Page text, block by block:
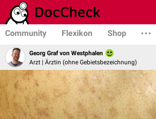
Community Flexikon Shop
Georg Graf von Westphalen
Arzt | Ärztin (ohne Gebietsbezeichnung)